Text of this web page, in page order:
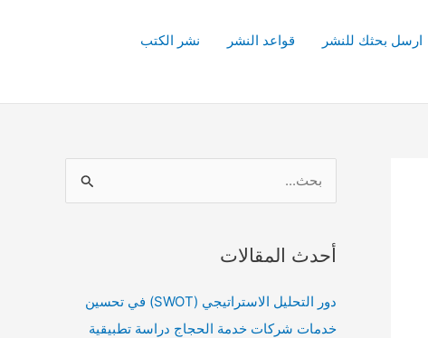
ارسل بحثك للنشر قواعد النشر
نشر الكتب
حأحدث المقالات
دور التحليل الاستراتيجي (SWOT) في تحسين
خدمات شركات خدمة الحجاج دراسة تطبيقية